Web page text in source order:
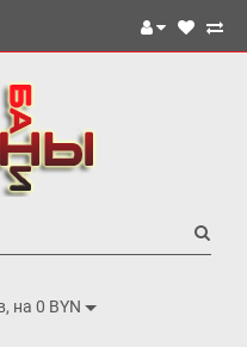
на 0 BYN